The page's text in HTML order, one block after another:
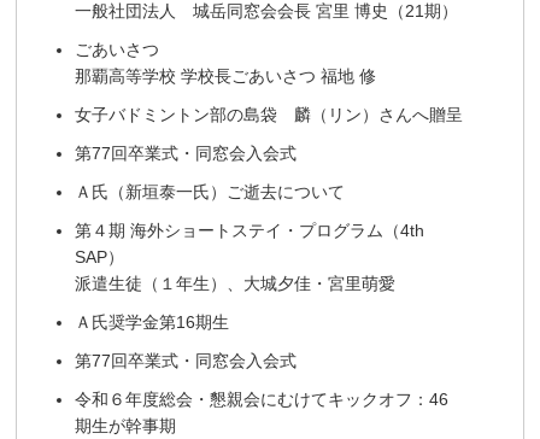
一般社団法人 城岳同窓会会長 宮里 博史（21期）
ごあいさつ
那覇高等学校 学校長ごあいさつ 福地 修
女子バドミントン部の島袋 麟（リン）さんへ贈呈
第77回卒業式・同窓会入会式
Ａ氏（新垣泰一氏）ご逝去について
第４期 海外ショートステイ・プログラム（4th
SAP）
派遣生徒（１年生）、大城夕佳・宮里萌愛
Ａ氏奨学金第16期生
第77回卒業式・同窓会入会式
令和６年度総会・懇親会にむけてキックオフ：46
期生が幹事期